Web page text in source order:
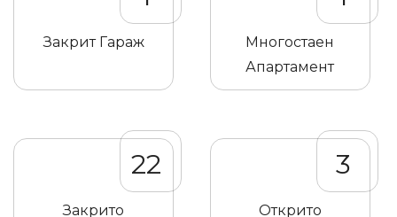
Закрит Гараж
Многостаен
Апартамент
22
Закрито
3
Открито